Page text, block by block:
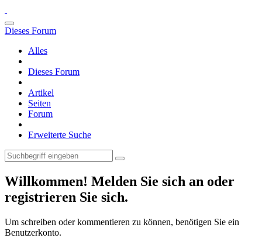
Dieses Forum
Alles
Dieses Forum
Artikel
Seiten
Forum
Erweiterte Suche
Willkommen! Melden Sie sich an oder
registrieren Sie sich.
Um schreiben oder kommentieren zu können, benötigen Sie ein
Benutzerkonto.